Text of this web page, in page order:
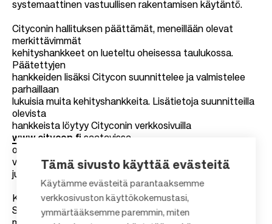
systemaattinen vastuullisen rakentamisen käytäntö.
Cityconin hallituksen päättämät, meneillään olevat
merkittävimmät
kehityshankkeet on lueteltu oheisessa taulukossa.
Päätettyjen
hankkeiden lisäksi Citycon suunnittelee ja valmistelee
parhaillaan
lukuisia muita kehityshankkeita. Lisätietoja suunnitteilla
olevista
hankkeista löytyy Cityconin verkkosivuilla
www.citycon.fi saatavissa
olevista johdon presentaatioista sekä
vuosikertomuksesta, joka
julkaistaan helmikuun lopulla.
Katsauskauden aikana kehityshankkeisiin investointiin
Suomessa 39,5
Tämä sivusto käyttää evästeitä
Käytämme evästeitä parantaaksemme
verkkosivuston käyttökokemustasi,
ymmärtääksemme paremmin, miten